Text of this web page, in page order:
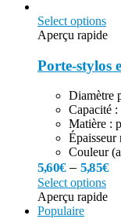
Select options
Aperçu rapide
Porte-stylos
Diamètre
Capacité
Matière :
Épaisseur
Couleur
5,60€–5,85€
Select options
Aperçu rapide
Populaire